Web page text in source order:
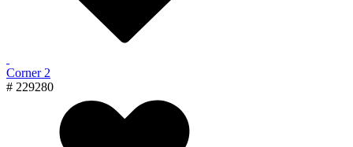
Corner 2
# 229280